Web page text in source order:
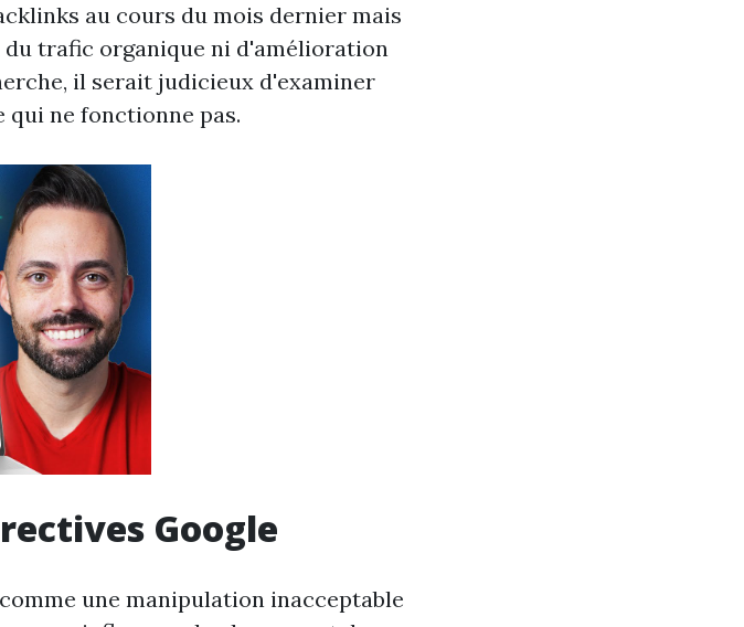
au cours du mois dernier mais
trafic organique ni d'amélioration
il serait judicieux d'examiner
ne fonctionne pas.
Google
une manipulation inacceptable